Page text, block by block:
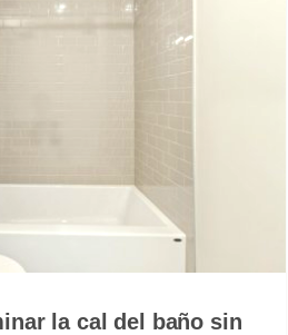
la cal del baño sin